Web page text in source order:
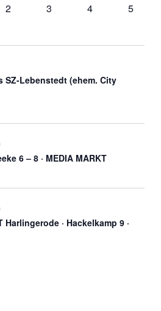
0
2
0
3
0
4
0
5
SZ-Lebenstedt (ehem. City
6 – 8 · MEDIA MARKT
· Hackelkamp 9 ·